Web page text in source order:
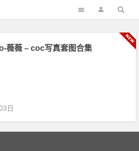
薇薇 – coc写真套图合集
日